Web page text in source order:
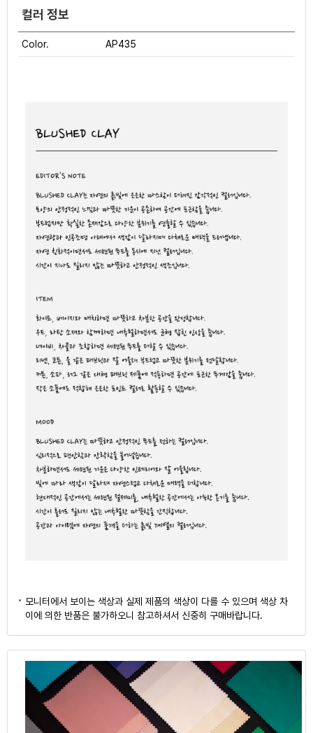
컬러 정보
Color. AP435
모니터에서 보이는 색상과 실제 제품의 색상이 다를 수 있으며 색상 차
이에 의한 반품은 불가하오니 참고하셔서 신중히 구매바랍니다.